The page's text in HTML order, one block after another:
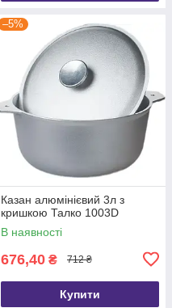
–5%
Казан алюмінієвий 3л з
кришкою Талко 1003D
В наявності
676,40 ₴ 712 ₴
Купити